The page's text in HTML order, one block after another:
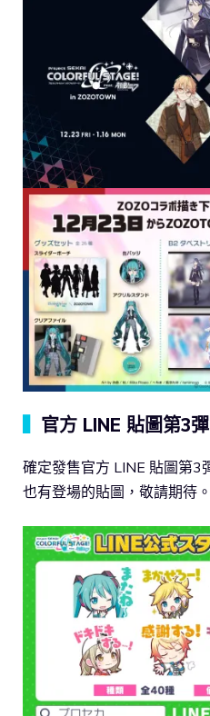
官方 LINE 貼圖第3彈
確定發售官方 LINE 貼圖第3
也有登場的貼圖，敬請期待。